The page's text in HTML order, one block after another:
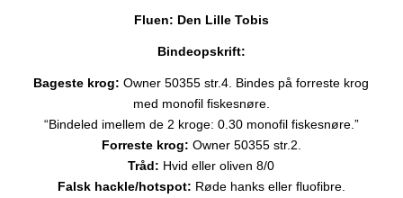
Fluen: Den Lille Tobis
Bindeopskrift:
Bageste krog: Owner 50355 str.4. Bindes på forreste krog
med monofil fiskesnøre.
“Bindeled imellem de 2 kroge: 0.30 monofil fiskesnøre.”
Forreste krog: Owner 50355 str.2.
Tråd: Hvid eller oliven 8/0
Falsk hackle/hotspot: Røde hanks eller fluofibre.